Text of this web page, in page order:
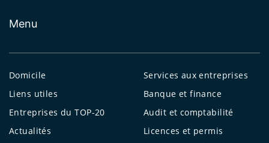
Menu
Domicile
Liens utiles
Entreprises du TOP-20
Actualités
Services aux entreprises
Banque et finance
Audit et comptabilité
Licences et permis